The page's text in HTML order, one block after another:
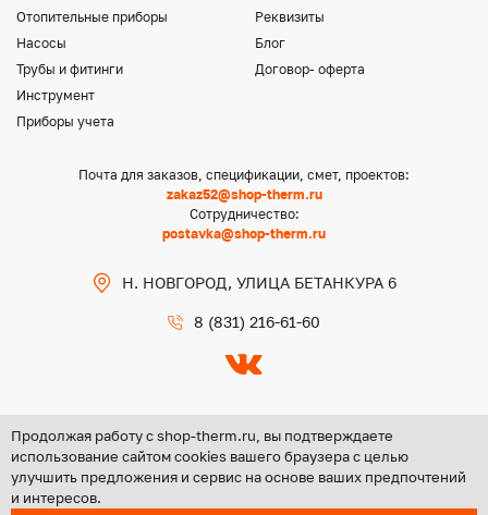
Отопительные приборы
Насосы
Трубы и фитинги
Инструмент
Приборы учета
Реквизиты
Блог
Договор- оферта
Почта для заказов, спецификации, смет, проектов:
zakaz52@shop-therm.ru
Сотрудничество:
postavka@shop-therm.ru
Н. НОВГОРОД, УЛИЦА БЕТАНКУРА 6
8 (831) 216-61-60
Copyright @ 2026 ООО «ЦЕНТР ГРУПП НН»
Политика конфиденциальности
Продолжая работу с shop-therm.ru, вы подтверждаете
использование сайтом cookies вашего браузера с целью
улучшить предложения и сервис на основе ваших предпочтений
и интересов.